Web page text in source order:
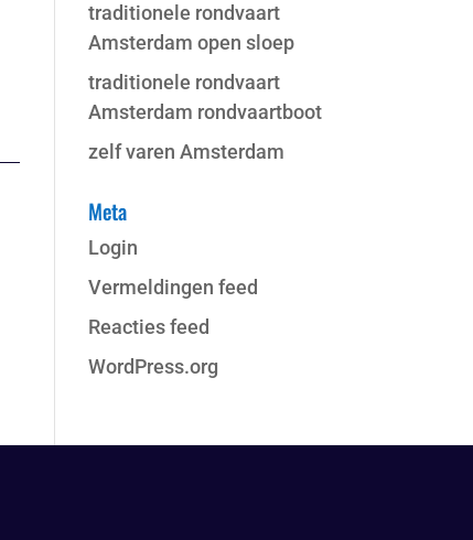
traditionele rondvaart
Amsterdam open sloep
traditionele rondvaart
Amsterdam rondvaartboot
zelf varen Amsterdam
Meta
Login
Vermeldingen feed
Reacties feed
WordPress.org